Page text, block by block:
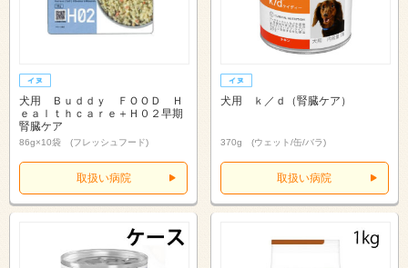
犬用 Ｂｕｄｄｙ ＦＯＯＤ Ｈ
ｅａｌｔｈｃａｒｅ＋Ｈ０２早期
腎臓ケア
86g×10袋 (フレッシュフード)
取扱い病院
犬用 ｋ／ｄ（腎臓ケア）
370g (ウェット/缶/バラ)
取扱い病院